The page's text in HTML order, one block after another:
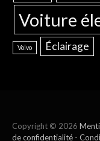
Voiture
Volvo Éclairage
Copyright © 2026
de confidentialité -